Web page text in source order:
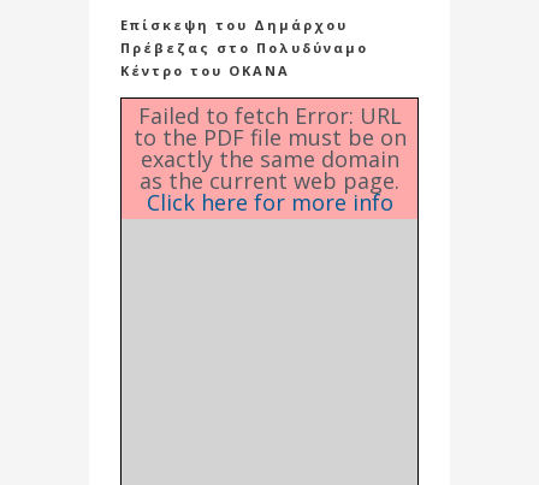
Επίσκεψη του Δημάρχου
Πρέβεζας στο Πολυδύναμο
Κέντρο του ΟΚΑΝΑ
Failed to fetch Error: URL
to the PDF file must be on
exactly the same domain
as the current web page.
Click here for more info